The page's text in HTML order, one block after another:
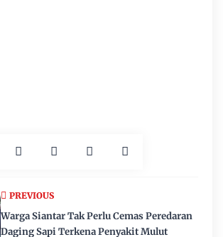
PREVIOUS
Warga Siantar Tak Perlu Cemas Peredaran
Daging Sapi Terkena Penyakit Mulut